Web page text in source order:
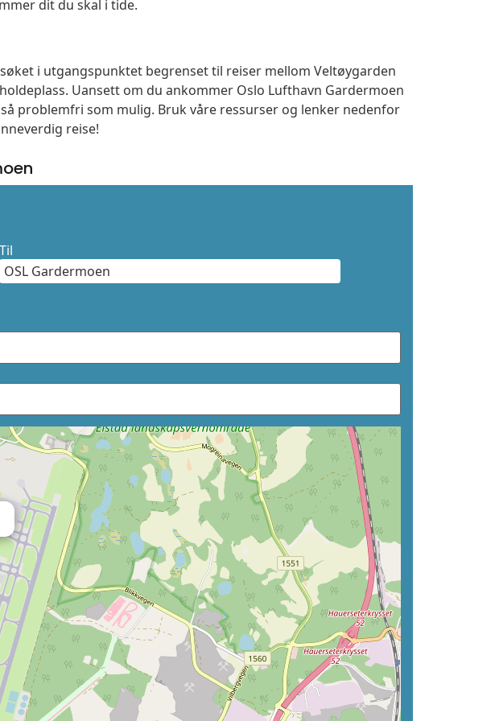
dit du skal i tide.
i utgangspunktet begrenset til reiser mellom Veltøygarden
Uansett om du ankommer Oslo Lufthavn Gardermoen
problemfri som mulig. Bruk våre ressurser og lenker nedenfor
reise!
Til